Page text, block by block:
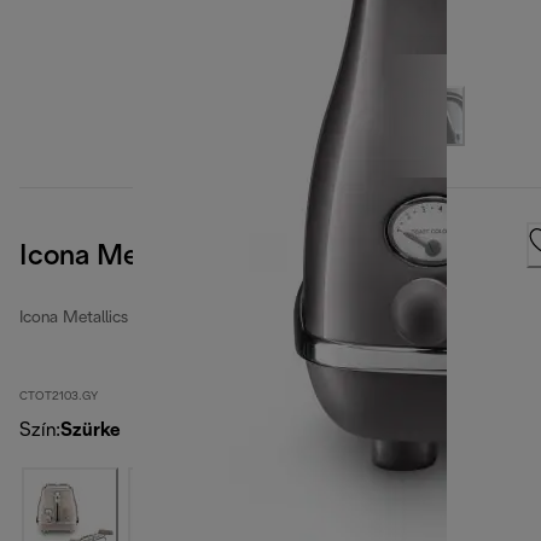
Icona Metallics
Icona Metallics kenyérpirítók
CTOT2103.GY
Szín:Szürke